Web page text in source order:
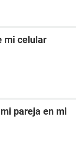
mi celular
pareja en mi